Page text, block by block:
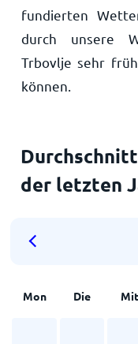
fundierten
durch unsere
Trbovlje sehr
können.
der letzten
Mon Die Mit